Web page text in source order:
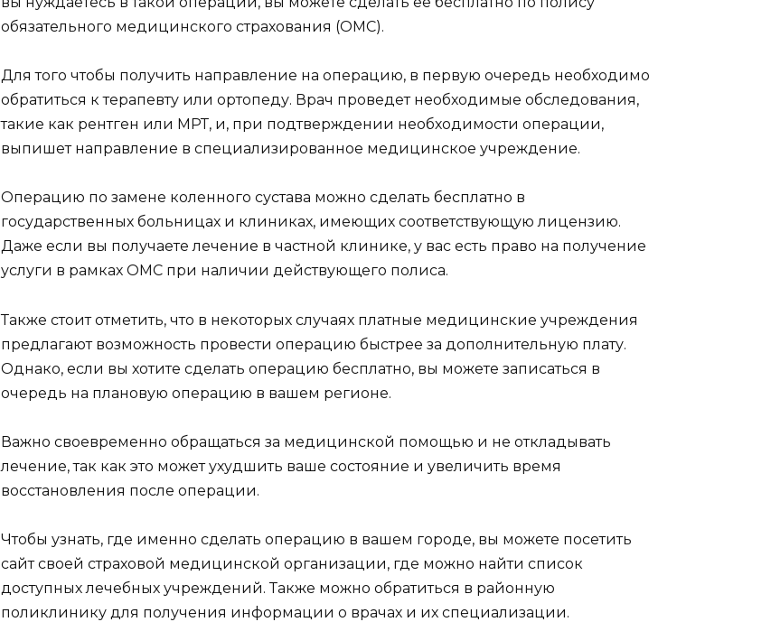
обязательного медицинского страхования (ОМС).
Для того чтобы получить направление на операцию, в первую очередь необходимо
обратиться к терапевту или ортопеду. Врач проведет необходимые обследования,
такие как рентген или МРТ, и, при подтверждении необходимости операции,
выпишет направление в специализированное медицинское учреждение.
Операцию по замене коленного сустава можно сделать бесплатно в
государственных больницах и клиниках, имеющих соответствующую лицензию.
Даже если вы получаете лечение в частной клинике, у вас есть право на получение
услуги в рамках ОМС при наличии действующего полиса.
Также стоит отметить, что в некоторых случаях платные медицинские учреждения
предлагают возможность провести операцию быстрее за дополнительную плату.
Однако, если вы хотите сделать операцию бесплатно, вы можете записаться в
очередь на плановую операцию в вашем регионе.
Важно своевременно обращаться за медицинской помощью и не откладывать
лечение, так как это может ухудшить ваше состояние и увеличить время
восстановления после операции.
Чтобы узнать, где именно сделать операцию в вашем городе, вы можете посетить
сайт своей страховой медицинской организации, где можно найти список
доступных лечебных учреждений. Также можно обратиться в районную
поликлинику для получения информации о врачах и их специализации.